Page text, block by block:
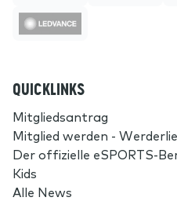
QUICKLINKS
Mitgliedsantrag
Mitglied werden -
Der offizielle eSPORTS-
Kids
Alle News